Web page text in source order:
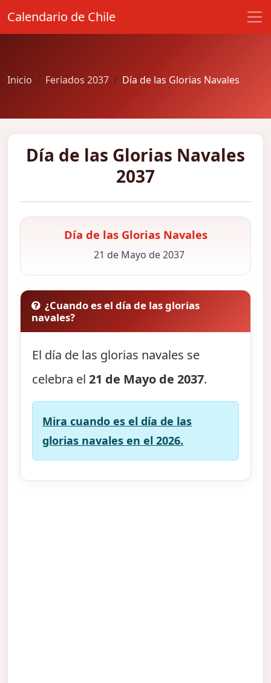
Calendario de Chile
Inicio Feriados 2037 Día de las Glorias Navales
Día de las Glorias Navales
2037
Día de las Glorias Navales
21 de Mayo de 2037
¿Cuando es el día de las glorias
navales?
El día de las glorias navales se
celebra el21 de Mayo de 2037.
Mira cuando es el día de las
glorias navales en el 2026.